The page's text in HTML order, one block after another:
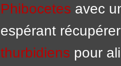
Phibocetes avec
espérant
thurbidiens pour